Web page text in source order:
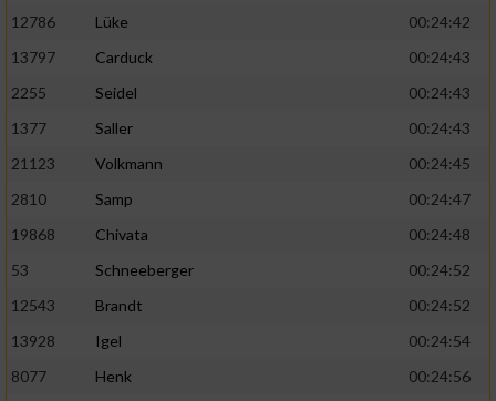
12786
Lüke
00:24:42
13797
Carduck
00:24:43
2255
Seidel
00:24:43
1377
Saller
00:24:43
21123
Volkmann
00:24:45
2810
Samp
00:24:47
19868
Chivata
00:24:48
53
Schneeberger
00:24:52
12543
Brandt
00:24:52
13928
Igel
00:24:54
8077
Henk
00:24:56